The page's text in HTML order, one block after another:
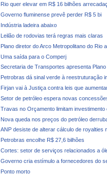
Rio quer elevar em R$ 16 bilhões
Governo fluminense prevê perder R$ 5 bi
Indústria ladeira abaixo
Leilão de rodovias terá regras mais claras
Plano diretor do Arco Metropolitano do Rio
Uma saída para o Comperj
Secretaria de Transportes apresenta
Petrobras dá sinal verde à reestruturação
Firjan vai à Justiça contra leis que
Setor de petróleo espera novas
Travas no Orçamento limitam investimento
Nova queda nos preços do petróleo
ANP desiste de alterar cálculo de royalties
Petrobras encolhe R$ 27,6 bilhões
Cortes: setor de serviços relacionados a
Governo cria estímulo a fornecedores do
Ponto morto